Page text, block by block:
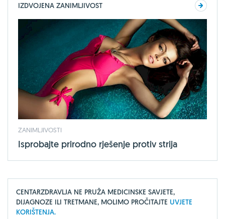
IZDVOJENA ZANIMLJIVOST
ZANIMLJIVOSTI
Isprobajte prirodno rješenje protiv strija
CENTARZDRAVLJA NE PRUŽA MEDICINSKE SAVJETE,
DIJAGNOZE ILI TRETMANE, MOLIMO PROČITAJTE UVJETE
KORIŠTENJA.